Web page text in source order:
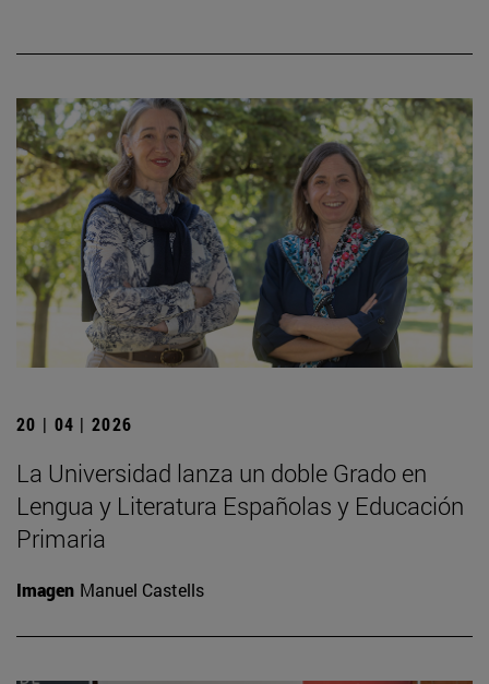
20 | 04 | 2026
La Universidad lanza un doble Grado en
Lengua y Literatura Españolas y Educación
Primaria
Imagen Manuel Castells